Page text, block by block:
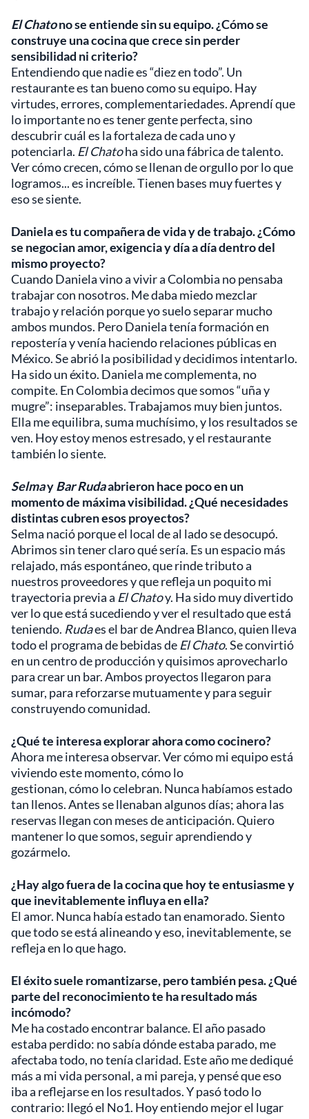
El Chatono se entiende sin su equipo. ¿Cómo se
construye una cocina que crece sin perder
sensibilidad ni criterio?
Entendiendo que nadie es “diez en todo”. Un
restaurante es tan bueno como su equipo. Hay
virtudes, errores, complementariedades. Aprendí que
lo importante no es tener gente perfecta, sino
descubrir cuál es la fortaleza de cada uno y
potenciarla. El Chatoha sido una fábrica de talento.
Ver cómo crecen, cómo se llenan de orgullo por lo que
logramos... es increíble. Tienen bases muy fuertes y
eso se siente.
Daniela es tu compañera de vida y de trabajo. ¿Cómo
se negocian amor, exigencia y día a día dentro del
mismo proyecto?
Cuando Daniela vino a vivir a Colombia no pensaba
trabajar con nosotros. Me daba miedo mezclar
trabajo y relación porque yo suelo separar mucho
ambos mundos. Pero Daniela tenía formación en
repostería y venía haciendo relaciones públicas en
México. Se abrió la posibilidad y decidimos intentarlo.
Ha sido un éxito. Daniela me complementa, no
compite. En Colombia decimos que somos “uña y
mugre”: inseparables. Trabajamos muy bien juntos.
Ella me equilibra, suma muchísimo, y los resultados se
ven. Hoy estoy menos estresado, y el restaurante
también lo siente.
SelmayBar Rudaabrieron hace poco en un
momento de máxima visibilidad. ¿Qué necesidades
distintas cubren esos proyectos?
Selma nació porque el local de al lado se desocupó.
Abrimos sin tener claro qué sería. Es un espacio más
relajado, más espontáneo, que rinde tributo a
nuestros proveedores y que refleja un poquito mi
trayectoria previa a El Chatoy. Ha sido muy divertido
ver lo que está sucediendo y ver el resultado que está
teniendo. Rudaes el bar de Andrea Blanco, quien lleva
todo el programa de bebidas de El Chato. Se convirtió
en un centro de producción y quisimos aprovecharlo
para crear un bar. Ambos proyectos llegaron para
sumar, para reforzarse mutuamente y para seguir
construyendo comunidad.
¿Qué te interesa explorar ahora como cocinero?
Ahora me interesa observar. Ver cómo mi equipo está
viviendo este momento, cómo lo
gestionan, cómo lo celebran. Nunca habíamos estado
tan llenos. Antes se llenaban algunos días; ahora las
reservas llegan con meses de anticipación. Quiero
mantener lo que somos, seguir aprendiendo y
gozármelo.
¿Hay algo fuera de la cocina que hoy te entusiasme y
que inevitablemente influya en ella?
El amor. Nunca había estado tan enamorado. Siento
que todo se está alineando y eso, inevitablemente, se
refleja en lo que hago.
El éxito suele romantizarse, pero también pesa. ¿Qué
parte del reconocimiento te ha resultado más
incómodo?
Me ha costado encontrar balance. El año pasado
estaba perdido: no sabía dónde estaba parado, me
afectaba todo, no tenía claridad. Este año me dediqué
más a mi vida personal, a mi pareja, y pensé que eso
iba a reflejarse en los resultados. Y pasó todo lo
contrario: llegó el No1. Hoy entiendo mejor el lugar